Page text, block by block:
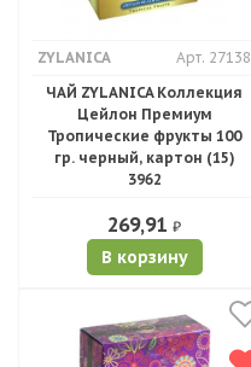
ZYLANICA
Арт. 27138
ЧАЙ ZYLANICA Коллекция
Цейлон Премиум
Тропические фрукты 100
гр. черный, картон (15)
3962
269,91 ₽
В корзину